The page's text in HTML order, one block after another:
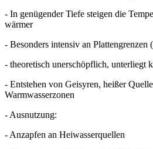
- In genügender Tiefe steigen die
wärmer
- Besonders intensiv an Plattengrenzen
- theoretisch unerschöpflich, unterliegt
- Entstehen von Geisyren, heißer
Warmwasserzonen
- Ausnutzung:
- Anzapfen an Heiwasserquellen